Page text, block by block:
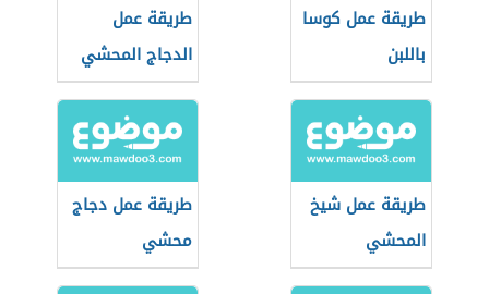
طريقة عمل كوسا
باللبن
طريقة عمل
الدجاج المحشي
بالفريكة
طريقة عمل شيخ
المحشي
بالباذنجان
طريقة عمل دجاج
محشي